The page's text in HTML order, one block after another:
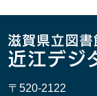
〒520-2122